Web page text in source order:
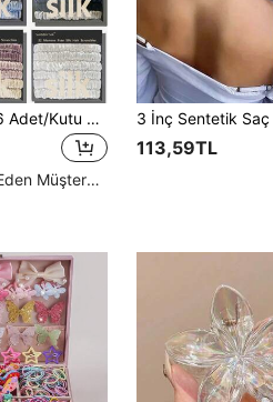
SUNCDELV SLIK 6 Adet/Kutu %100 Dut İpeği Saç Tokası, El Yapımı Doğal İpek Saç Lastiği, Kadınlar ve Kızlar İçin, Düz Renk Saç Aksesuarları
Yüksek Tekrar Eden Müşteriler
113,59TL